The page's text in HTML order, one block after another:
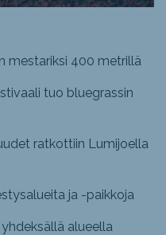
mestariksi 400 metrillä
tuo bluegrassin
ratkottiin Lumijoella
ja -paikkoja
alueella